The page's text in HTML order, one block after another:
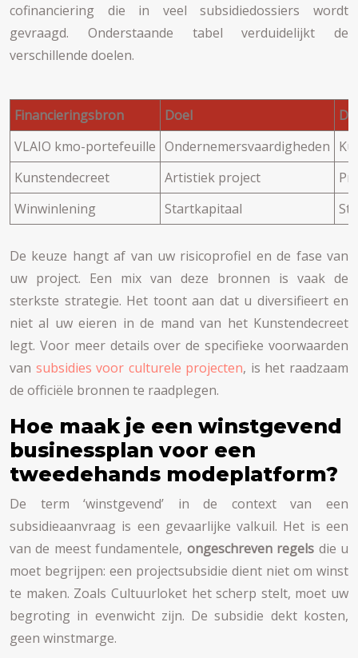
cofinanciering die in veel subsidiedossiers wordt
gevraagd. Onderstaande tabel verduidelijkt de
verschillende doelen.
Financieringsbron Doel
VLAIO kmo-portefeuille Ondernemersvaardigheden
Kunstendecreet
Artistiek project
Winwinlening
Startkapitaal
De keuze hangt af van uw risicoprofiel en de fase van
uw project. Een mix van deze bronnen is vaak de
sterkste strategie. Het toont aan dat u diversifieert en
niet al uw eieren in de mand van het Kunstendecreet
legt. Voor meer details over de specifieke voorwaarden
van subsidies voor culturele projecten, is het raadzaam
de officiële bronnen te raadplegen.
Hoe maak je een winstgevend
businessplan voor een
tweedehands modeplatform?
De term ‘winstgevend’ in de context van een
subsidieaanvraag is een gevaarlijke valkuil. Het is een
van de meest fundamentele, ongeschreven regels die u
moet begrijpen: een projectsubsidie dient niet om winst
te maken. Zoals Cultuurloket het scherp stelt, moet uw
begroting in evenwicht zijn. De subsidie dekt kosten,
geen winstmarge.